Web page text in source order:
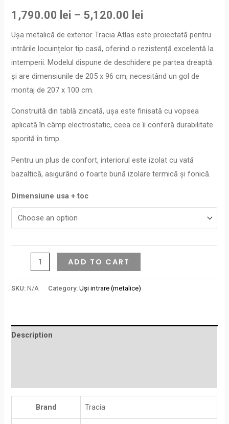
1,790.00 lei – 5,120.00 lei
Ușa metalică de exterior Tracia Atlas este proiectată pentru
intrările locuințelor tip casă, oferind o rezistență excelentă la
intemperii. Modelul dispune de deschidere pe partea dreaptă
și are dimensiunile de 205 x 96 cm, necesitând un gol de
montaj de 207 x 100 cm.
Construită din tablă zincată, ușa este finisată cu vopsea
aplicată în câmp electrostatic, ceea ce îi conferă durabilitate
sporită în timp.
Pentru un plus de confort, interiorul este izolat cu vată
bazaltică, asigurând o foarte bună izolare termică și fonică.
Dimensiune usa + toc
ADD TO CART
SKU:N/A Category:Uși intrare (metalice)
Description
Brand Tracia